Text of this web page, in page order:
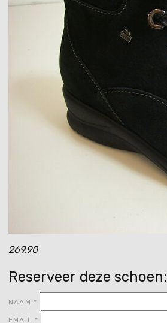
269.90
Reserveer deze schoen:
NAAM *
EMAIL *